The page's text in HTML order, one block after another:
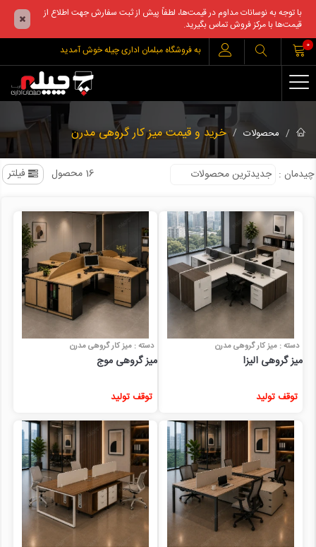
با توجه به نوسانات مداوم در قیمت‌ها، لطفاً پیش از ثبت سفارش جهت اطلاع از
قیمت‌ها با مرکز فروش تماس بگیرید.
به فروشگاه مبلمان اداری چیله خوش آمدید
0
محصولات خرید و قیمت میز کار گروهی مدرن
16 محصول فیلتر چیدمان :
دسته : میز کار گروهی مدرن
میز گروهی الیزا
توقف تولید
دسته : میز کار گروهی مدرن
میز گروهی موج
توقف تولید